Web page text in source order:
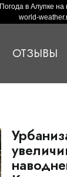
Погода в Алупке
world-
ОТЗЫВЫ